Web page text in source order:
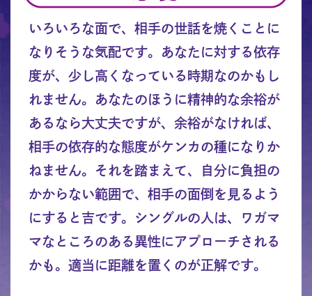
いろいろな面で、相手の世話を焼くことに
なりそうな気配です。あなたに対する依存
度が、少し高くなっている時期なのかもし
れません。あなたのほうに精神的な余裕が
あるなら大丈夫ですが、余裕がなければ、
相手の依存的な態度がケンカの種になりか
ねません。それを踏まえて、自分に負担の
かからない範囲で、相手の面倒を見るよう
にすると吉です。シングルの人は、ワガマ
マなところのある異性にアプローチされる
かも。適当に距離を置くのが正解です。